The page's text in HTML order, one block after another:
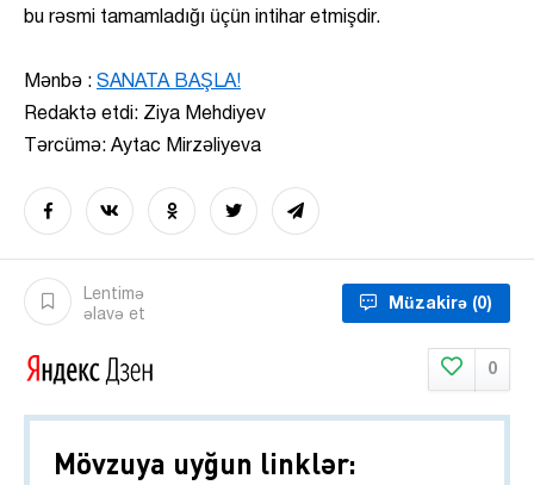
bu rəsmi tamamladığı üçün intihar etmişdir.
Mənbə : SANATA BAŞLA!
Redaktə etdi: Ziya Mehdiyev
Tərcümə: Aytac Mirzəliyeva
Lentimə
əlavə et
Müzakirə (0)
0
Mövzuya uyğun linklər: